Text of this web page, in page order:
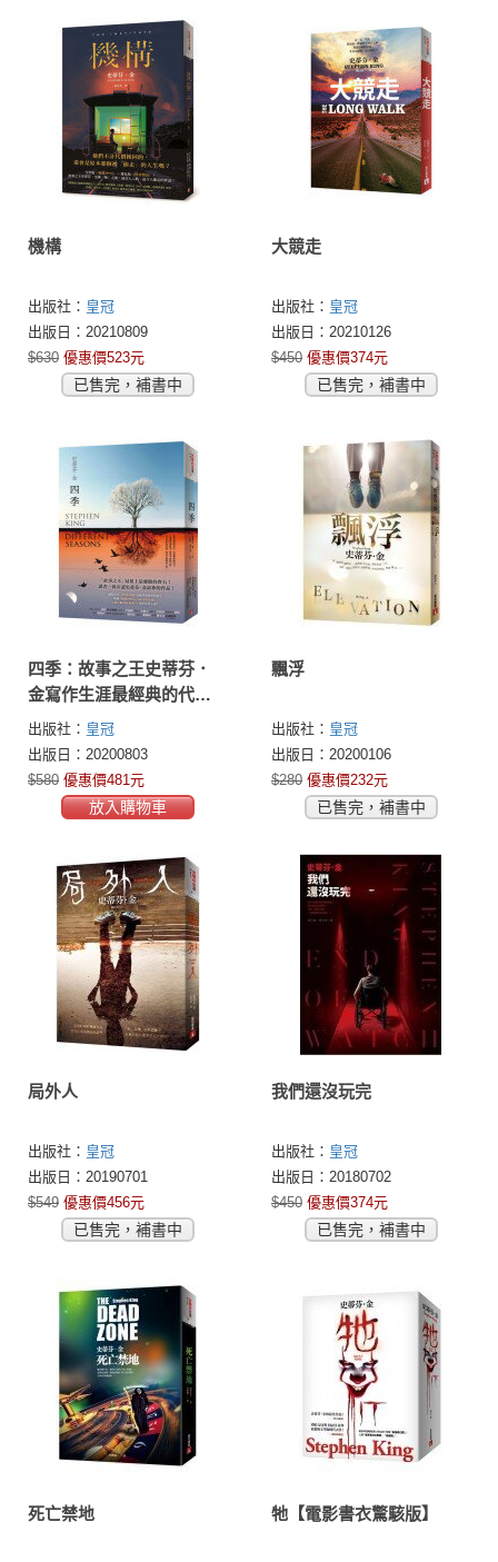
機構
出版社： 皇冠
出版日：20210809
$630 優惠價523元
已售完，補書中
大競走
出版社： 皇冠
出版日：20210126
$450 優惠價374元
已售完，補書中
四季：故事之王史蒂芬．
金寫作生涯最經典的代表
作《四季奇譚》全新譯本
出版社： 皇冠
出版日：20200803
$580 優惠價481元
放入購物車
飄浮
出版社： 皇冠
出版日：20200106
$280 優惠價232元
已售完，補書中
局外人
出版社： 皇冠
出版日：20190701
$549 優惠價456元
已售完，補書中
我們還沒玩完
出版社： 皇冠
出版日：20180702
$450 優惠價374元
已售完，補書中
死亡禁地 牠【電影書衣驚駭版】